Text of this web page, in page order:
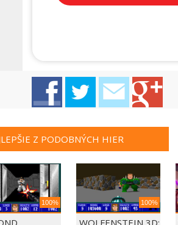
Z PODOBNÝCH HIER
100% 100%
WOLFENSTEIN 3D: